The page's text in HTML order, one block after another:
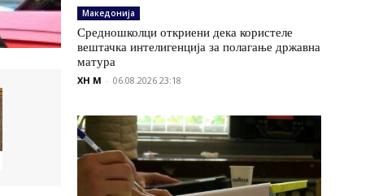
Македонија
Средношколци откриени дека користеле
вештачка интелигенција за полагање државна
матура
XH M - 06.08.2026 23:18